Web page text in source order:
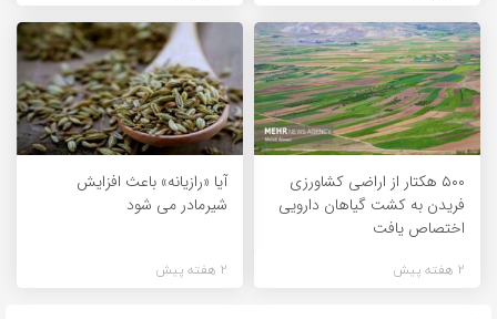
۵۰۰ هکتار از اراضی کشاورزی
فریدن به کشت گیاهان دارویی
اختصاص یافت
2 هفته پیش
آیا «رازیانه» باعث افزایش
شیرمادر می شود
2 هفته پیش